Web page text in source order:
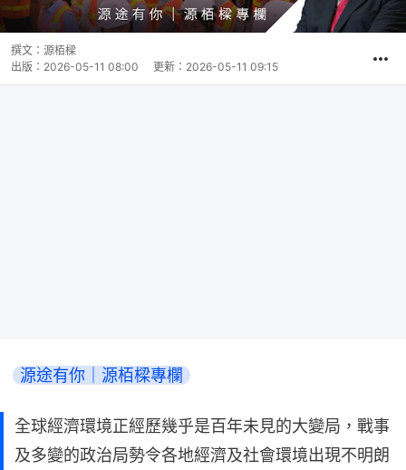
撰文： 源栢樑
出版： 2026-05-11 08:00 更新： 2026-05-11 09:15
源途有你｜源栢樑專欄
全球經濟環境正經歷幾乎是百年未見的大變局，戰事
及多變的政治局勢令各地經濟及社會環境出現不明朗